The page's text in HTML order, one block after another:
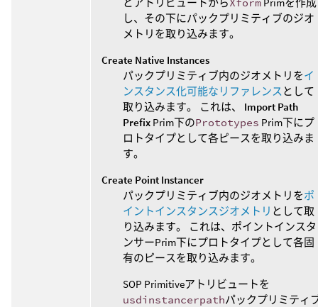
し、その下にパックプリミティブのジオ
メトリを取り込みます。
Create Native Instances
パックプリミティブ内のジオメトリをイ
ンスタンス化可能なリファレンス として
取り込みます。 これは、 Import Path
Prefix Prim下のPrototypes Prim下にプ
ロトタイプとして各ピースを取り込みま
す。
Create Point Instancer
パックプリミティブ内のジオメトリをポ
イントインスタンスジオメトリ として取
り込みます。 これは、ポイントインスタ
ンサーPrim下にプロトタイプとして各固
有のピースを取り込みます。
SOP Primitiveアトリビュートを
usdinstancerpathパックプリミティ